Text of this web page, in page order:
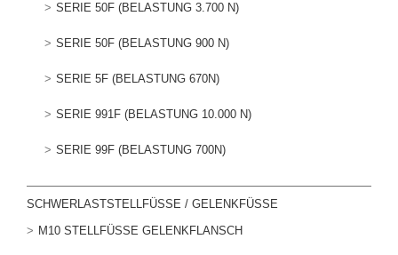
SERIE 50F (BELASTUNG 3.700 N)
SERIE 50F (BELASTUNG 900 N)
SERIE 5F (BELASTUNG 670N)
SERIE 991F (BELASTUNG 10.000 N)
SERIE 99F (BELASTUNG 700N)
SCHWERLASTSTELLFÜSSE / GELENKFÜSSE
M10 STELLFÜSSE GELENKFLANSCH